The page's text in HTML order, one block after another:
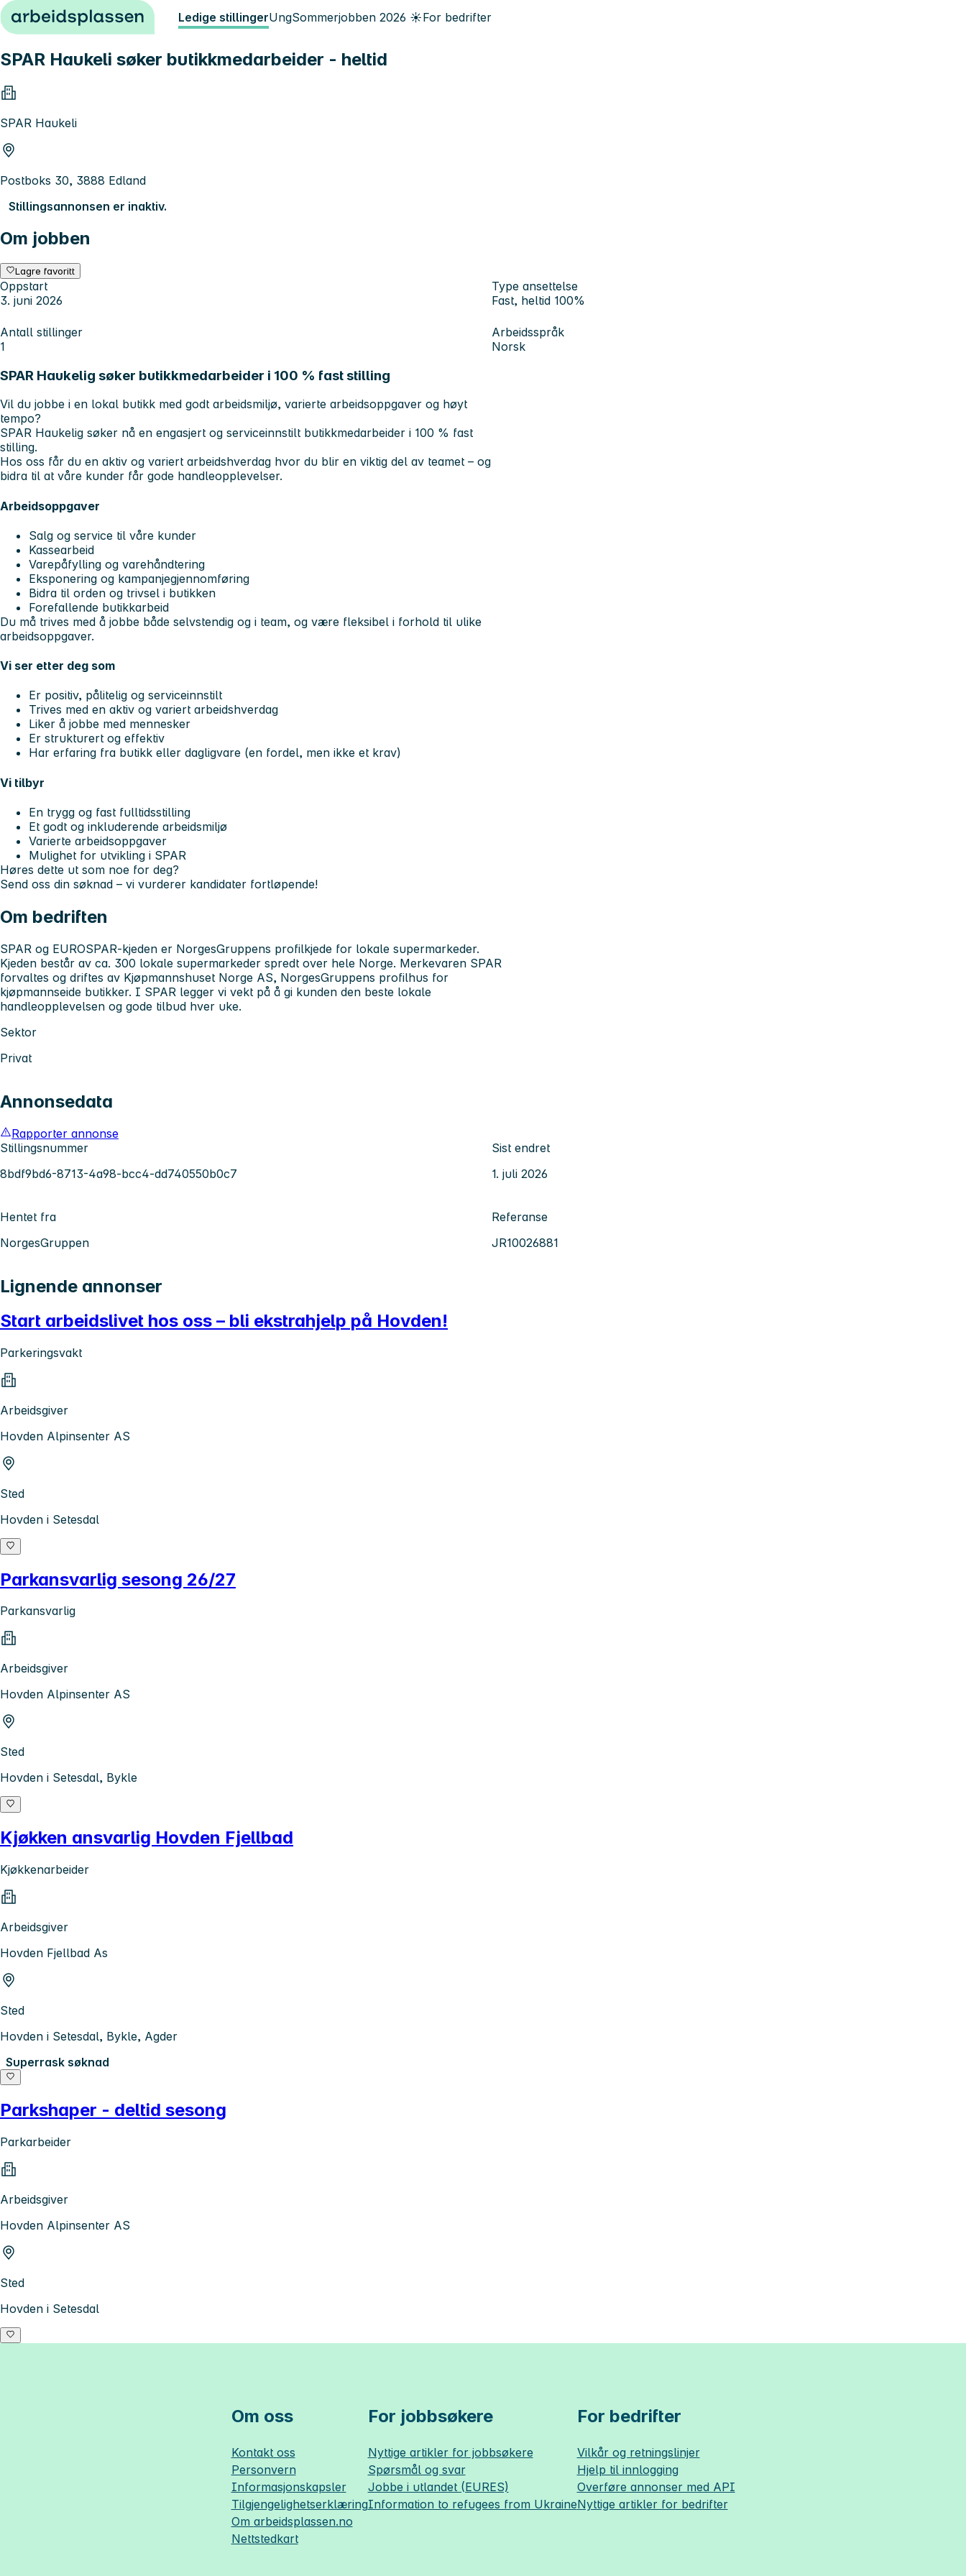
Hopp til innhold Ledige stillingerUngSommerjobben 2026 ☀️For bedrifter
SPAR Haukeli søker butikkmedarbeider - heltid
SPAR Haukeli
Postboks 30, 3888 Edland
Stillingsannonsen er inaktiv.
Om jobben
Lagre favoritt
Oppstart
3. juni 2026
Type ansettelse
Fast, heltid 100%
Antall stillinger
1
Arbeidsspråk
Norsk
SPAR Haukelig søker butikkmedarbeider i 100 % fast stilling
Vil du jobbe i en lokal butikk med godt arbeidsmiljø, varierte arbeidsoppgaver og høyt
tempo?
SPAR Haukelig søker nå en engasjert og serviceinnstilt butikkmedarbeider i 100 % fast
stilling.
Hos oss får du en aktiv og variert arbeidshverdag hvor du blir en viktig del av teamet – og
bidra til at våre kunder får gode handleopplevelser.
Arbeidsoppgaver
Salg og service til våre kunder
Kassearbeid
Varepåfylling og varehåndtering
Eksponering og kampanjegjennomføring
Bidra til orden og trivsel i butikken
Forefallende butikkarbeid
Du må trives med å jobbe både selvstendig og i team, og være fleksibel i forhold til ulike
arbeidsoppgaver.
Vi ser etter deg som
Er positiv, pålitelig og serviceinnstilt
Trives med en aktiv og variert arbeidshverdag
Liker å jobbe med mennesker
Er strukturert og effektiv
Har erfaring fra butikk eller dagligvare (en fordel, men ikke et krav)
Vi tilbyr
En trygg og fast fulltidsstilling
Et godt og inkluderende arbeidsmiljø
Varierte arbeidsoppgaver
Mulighet for utvikling i SPAR
Høres dette ut som noe for deg?
Send oss din søknad – vi vurderer kandidater fortløpende!
Om bedriften
SPAR og EUROSPAR-kjeden er NorgesGruppens profilkjede for lokale supermarkeder.
Kjeden består av ca. 300 lokale supermarkeder spredt over hele Norge. Merkevaren SPAR
forvaltes og driftes av Kjøpmannshuset Norge AS, NorgesGruppens profilhus for
kjøpmannseide butikker. I SPAR legger vi vekt på å gi kunden den beste lokale
handleopplevelsen og gode tilbud hver uke.
Sektor
Privat
Annonsedata
Rapporter annonse
Stillingsnummer
8bdf9bd6-8713-4a98-bcc4-dd740550b0c7
Sist endret
1. juli 2026
Hentet fra
NorgesGruppen
Referanse
JR10026881
Lignende annonser
Start arbeidslivet hos oss – bli ekstrahjelp på Hovden!
Parkeringsvakt
Arbeidsgiver
Hovden Alpinsenter AS
Sted
Hovden i Setesdal
Parkansvarlig sesong 26/27
Parkansvarlig
Arbeidsgiver
Hovden Alpinsenter AS
Sted
Hovden i Setesdal, Bykle
Kjøkken ansvarlig Hovden Fjellbad
Kjøkkenarbeider
Arbeidsgiver
Hovden Fjellbad As
Sted
Hovden i Setesdal, Bykle, Agder
Superrask søknad
Parkshaper - deltid sesong
Parkarbeider
Arbeidsgiver
Hovden Alpinsenter AS
Sted
Hovden i Setesdal
Om oss
Kontakt oss
Personvern
Informasjonskapsler
Tilgjengelighetserklæring
Om arbeidsplassen.no
Nettstedkart
For jobbsøkere
Nyttige artikler for jobbsøkere
Spørsmål og svar
Jobbe i utlandet (EURES)
Information to refugees from Ukraine
For bedrifter
Vilkår og retningslinjer
Hjelp til innlogging
Overføre annonser med API
Nyttige artikler for bedrifter